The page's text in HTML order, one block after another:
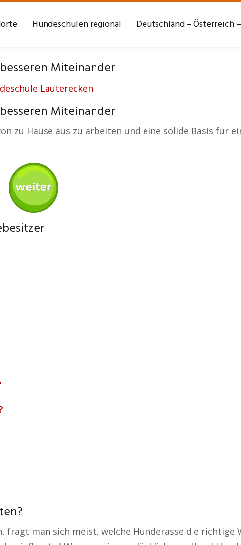
Hundeschulen regional Deutschland – Österreich
Miteinander
Miteinander
zu Hause aus zu arbeiten und eine solide Basis für
fragt man sich meist, welche Hunderasse die richtige